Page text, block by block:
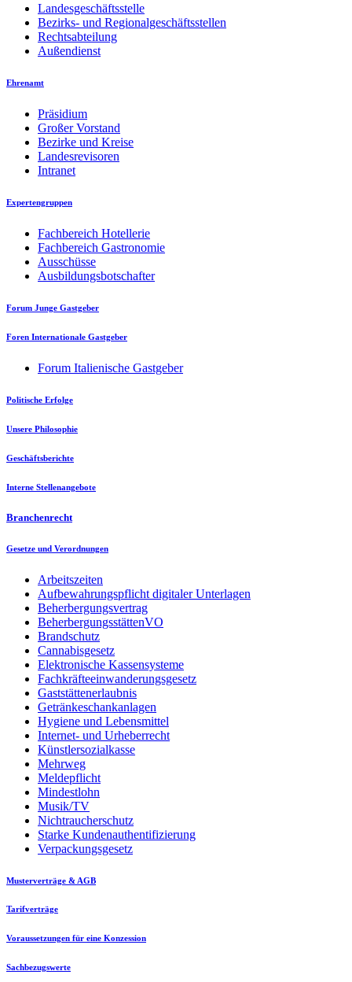
Landesgeschäftsstelle
Bezirks- und Regionalgeschäftsstellen
Rechtsabteilung
Außendienst
Ehrenamt
Präsidium
Großer Vorstand
Bezirke und Kreise
Landesrevisoren
Intranet
Expertengruppen
Fachbereich Hotellerie
Fachbereich Gastronomie
Ausschüsse
Ausbildungsbotschafter
Forum Junge Gastgeber
Foren Internationale Gastgeber
Forum Italienische Gastgeber
Politische Erfolge
Unsere Philosophie
Geschäftsberichte
Interne Stellenangebote
Branchenrecht
Gesetze und Verordnungen
Arbeitszeiten
Aufbewahrungspflicht digitaler Unterlagen
Beherbergungsvertrag
BeherbergungsstättenVO
Brandschutz
Cannabisgesetz
Elektronische Kassensysteme
Fachkräfteeinwanderungsgesetz
Gaststättenerlaubnis
Getränkeschankanlagen
Hygiene und Lebensmittel
Internet- und Urheberrecht
Künstlersozialkasse
Mehrweg
Meldepflicht
Mindestlohn
Musik/TV
Nichtraucherschutz
Starke Kundenauthentifizierung
Verpackungsgesetz
Musterverträge & AGB
Tarifverträge
Voraussetzungen für eine Konzession
Sachbezugswerte